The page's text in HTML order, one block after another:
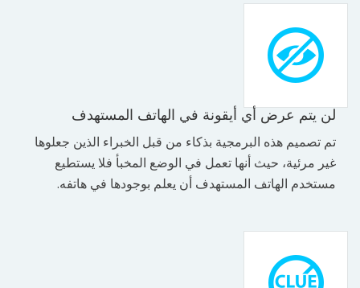
لن يتم عرض أي أيقونة في الهاتف المستهدف
تم تصميم هذه البرمجية بذكاء من قبل الخبراء الذين جعلوها
غير مرئية، حيث أنها تعمل في الوضع المخبأ فلا يستطيع
مستخدم الهاتف المستهدف أن يعلم بوجودها في هاتفه.